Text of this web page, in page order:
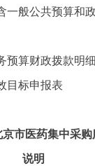
一般公共预算和
预算财政拨款明
目标申报表
市医药集中采
说明